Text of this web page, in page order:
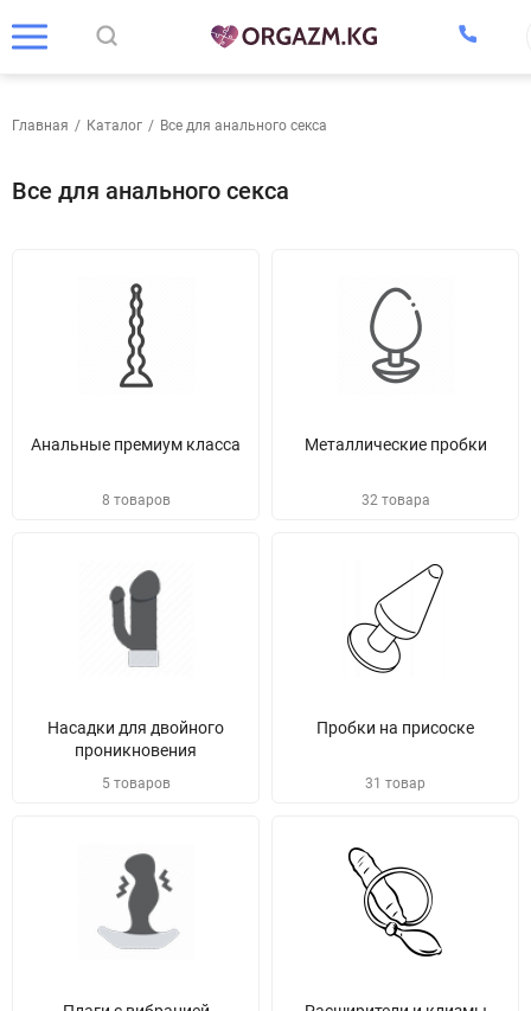
Главная / Каталог / Все для анального секса
Все для анального секса
Анальные премиум класса
8 товаров
Металлические пробки
32 товара
Насадки для двойного
проникновения
5 товаров
Пробки на присоске
31 товар